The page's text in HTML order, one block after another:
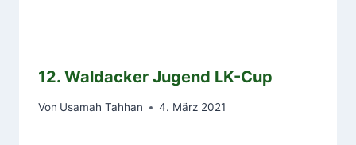
12. Waldacker Jugend LK-Cup
Von Usamah Tahhan 4. März 2021